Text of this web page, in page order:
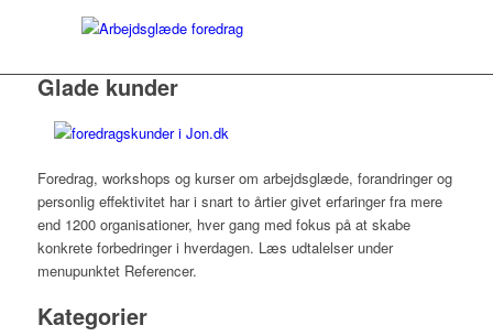
Glade kunder
Foredrag, workshops og kurser om arbejdsglæde, forandringer og
personlig effektivitet har i snart to årtier givet erfaringer fra mere
end 1200 organisationer, hver gang med fokus på at skabe
konkrete forbedringer i hverdagen. Læs udtalelser under
menupunktet Referencer.
Kategorier